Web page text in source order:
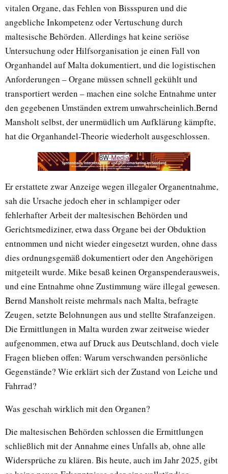
vitalen Organe, das Fehlen von Bissspuren und die
angebliche Inkompetenz oder Vertuschung durch
maltesische Behörden. Allerdings hat keine seriöse
Untersuchung oder Hilfsorganisation je einen Fall von
Organhandel auf Malta dokumentiert, und die logistischen
Anforderungen – Organe müssen schnell gekühlt und
transportiert werden – machen eine solche Entnahme unter
den gegebenen Umständen extrem unwahrscheinlich.Bernd
Mansholt selbst, der unermüdlich um Aufklärung kämpfte,
hat die Organhandel-Theorie wiederholt ausgeschlossen.
Er erstattete zwar Anzeige wegen illegaler Organentnahme,
sah die Ursache jedoch eher in schlampiger oder
fehlerhafter Arbeit der maltesischen Behörden und
Gerichtsmediziner, etwa dass Organe bei der Obduktion
entnommen und nicht wieder eingesetzt wurden, ohne dass
dies ordnungsgemäß dokumentiert oder den Angehörigen
mitgeteilt wurde. Mike besaß keinen Organspenderausweis,
und eine Entnahme ohne Zustimmung wäre illegal gewesen.
Bernd Mansholt reiste mehrmals nach Malta, befragte
Zeugen, setzte Belohnungen aus und stellte Strafanzeigen.
Die Ermittlungen in Malta wurden zwar zeitweise wieder
aufgenommen, etwa auf Druck aus Deutschland, doch viele
Fragen blieben offen: Warum verschwanden persönliche
Gegenstände? Wie erklärt sich der Zustand von Leiche und
Fahrrad?
Was geschah wirklich mit den Organen?
Die maltesischen Behörden schlossen die Ermittlungen
schließlich mit der Annahme eines Unfalls ab, ohne alle
Widersprüche zu klären. Bis heute, auch im Jahr 2025, gibt